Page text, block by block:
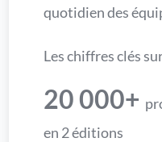
quotidien des
Les chiffres clés
20 000+
en 2 éditions